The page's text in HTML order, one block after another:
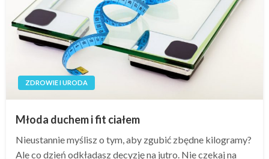
ZDROWIE I URODA
Młoda duchem i fit ciałem
Nieustannie myślisz o tym, aby zgubić zbędne kilogramy?
Ale co dzień odkładasz decyzję na jutro. Nie czekaj na